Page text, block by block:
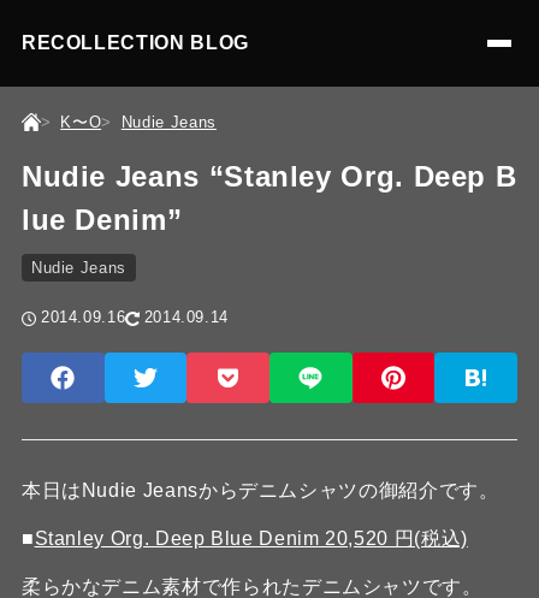
RECOLLECTION BLOG
K〜O Nudie Jeans
Nudie Jeans “Stanley Org. Deep B
lue Denim”
Nudie Jeans
2014.09.16 2014.09.14
本日はNudie Jeansからデニムシャツの御紹介です。
■Stanley Org. Deep Blue Denim 20,520 円(税込)
柔らかなデニム素材で作られたデニムシャツです。